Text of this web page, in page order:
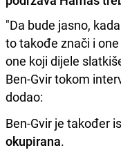
"Da bude jasno,
to takođe znači i
one koji dijele
Ben-Gvir tokom
dodao:
Ben-Gvir je također
okupirana.